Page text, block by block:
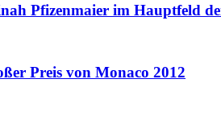
Pfizenmaier im Hauptfeld
Preis von Monaco 2012